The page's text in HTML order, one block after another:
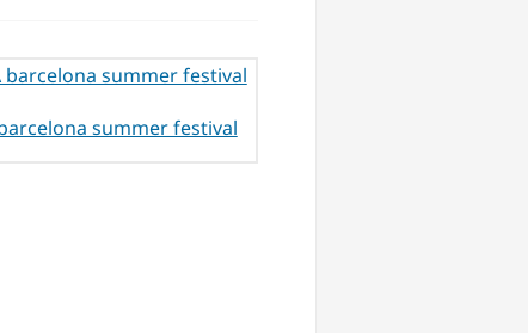
summer festival